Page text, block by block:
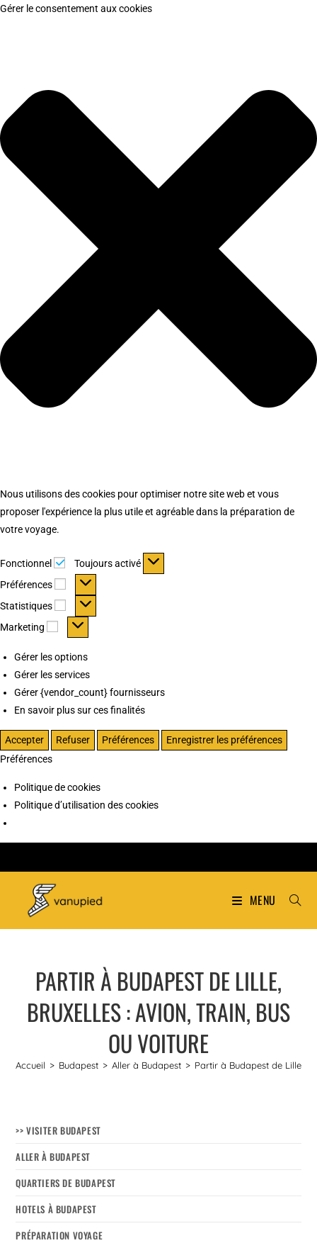
Gérer le consentement aux cookies
Nous utilisons des cookies pour optimiser notre site web et vous
proposer l'expérience la plus utile et agréable dans la préparation de
votre voyage.
Fonctionnel Fonctionnel
Toujours activé
Préférences
Préférences
Statistiques Statistiques
Marketing Marketing
Gérer les options
Gérer les services
Gérer {vendor_count} fournisseurs
En savoir plus sur ces finalités
Accepter Refuser Préférences
Enregistrer les préférences
Préférences
Politique de cookies
Politique d’utilisation des cookies
MENU
PARTIR À BUDAPEST DE LILLE,
BRUXELLES : AVION, TRAIN, BUS
OU VOITURE
Accueil > Budapest > Aller à Budapest > Partir à Budapest de Lille,
>> VISITER BUDAPEST
ALLER À BUDAPEST
QUARTIERS DE BUDAPEST
HOTELS À BUDAPEST
PRÉPARATION VOYAGE